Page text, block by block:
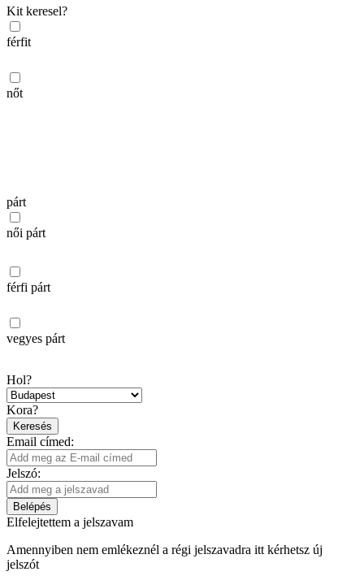
Kit keresel?
férfit
nőt
párt
női párt
férfi párt
vegyes párt
Hol?
Kora?
Keresés
Email címed:
Jelszó:
Belépés
Elfelejtettem a jelszavam
Amennyiben nem emlékeznél a régi jelszavadra itt kérhetsz új
jelszót